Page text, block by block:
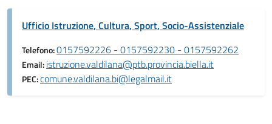
Ufficio Istruzione, Cultura, Sport, Socio-Assistenziale
Telefono:0157592226 - 0157592230 - 0157592262
Email:istruzione.valdilana@ptb.provincia.biella.it
PEC:comune.valdilana.bi@legalmail.it